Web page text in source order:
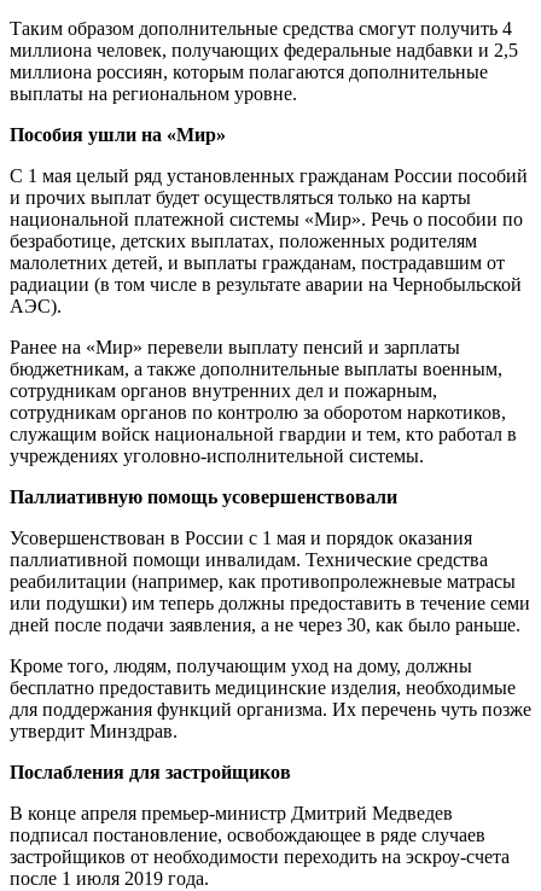
Таким образом дополнительные средства смогут получить 4
миллиона человек, получающих федеральные надбавки и 2,5
миллиона россиян, которым полагаются дополнительные
выплаты на региональном уровне.
Пособия ушли на «Мир»
С 1 мая целый ряд установленных гражданам России пособий
и прочих выплат будет осуществляться только на карты
национальной платежной системы «Мир». Речь о пособии по
безработице, детских выплатах, положенных родителям
малолетних детей, и выплаты гражданам, пострадавшим от
радиации (в том числе в результате аварии на Чернобыльской
АЭС).
Ранее на «Мир» перевели выплату пенсий и зарплаты
бюджетникам, а также дополнительные выплаты военным,
сотрудникам органов внутренних дел и пожарным,
сотрудникам органов по контролю за оборотом наркотиков,
служащим войск национальной гвардии и тем, кто работал в
учреждениях уголовно-исполнительной системы.
Паллиативную помощь усовершенствовали
Усовершенствован в России с 1 мая и порядок оказания
паллиативной помощи инвалидам. Технические средства
реабилитации (например, как противопролежневые матрасы
или подушки) им теперь должны предоставить в течение семи
дней после подачи заявления, а не через 30, как было раньше.
Кроме того, людям, получающим уход на дому, должны
бесплатно предоставить медицинские изделия, необходимые
для поддержания функций организма. Их перечень чуть позже
утвердит Минздрав.
Послабления для застройщиков
В конце апреля премьер-министр Дмитрий Медведев
подписал постановление, освобождающее в ряде случаев
застройщиков от необходимости переходить на эскроу-счета
после 1 июля 2019 года.